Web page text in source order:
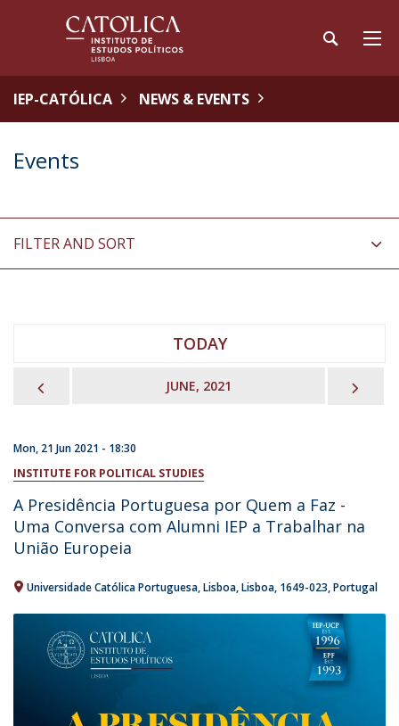
IEP-CATÓLICA NEWS & EVENTS
Events
FILTER AND SORT
TODAY
JUNE, 2021
Mon, 21 Jun 2021 - 18:30
INSTITUTE FOR POLITICAL STUDIES
A Presidência Portuguesa por Quem a Faz -
Uma Conversa com Alumni IEP a Trabalhar na
União Europeia
Universidade Católica Portuguesa Lisboa Lisboa 1649-023 Portugal